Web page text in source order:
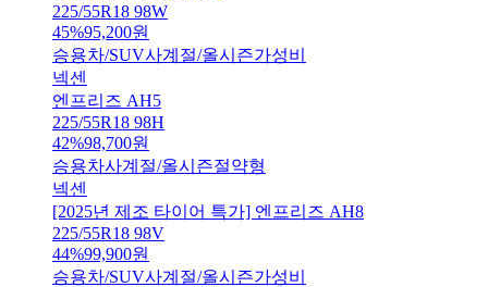
225/55R18 98W
45%95,200원
승용차/SUV사계절/올시즌가성비
넥센
엔프리즈 AH5
225/55R18 98H
42%98,700원
승용차사계절/올시즌절약형
넥센
[2025년 제조 타이어 특가] 엔프리즈 AH8
225/55R18 98V
44%99,900원
승용차/SUV사계절/올시즌가성비